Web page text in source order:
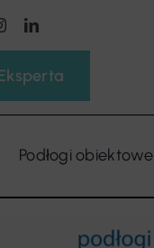
Podłogi obiektowe